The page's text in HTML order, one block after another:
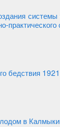
бедствия
в